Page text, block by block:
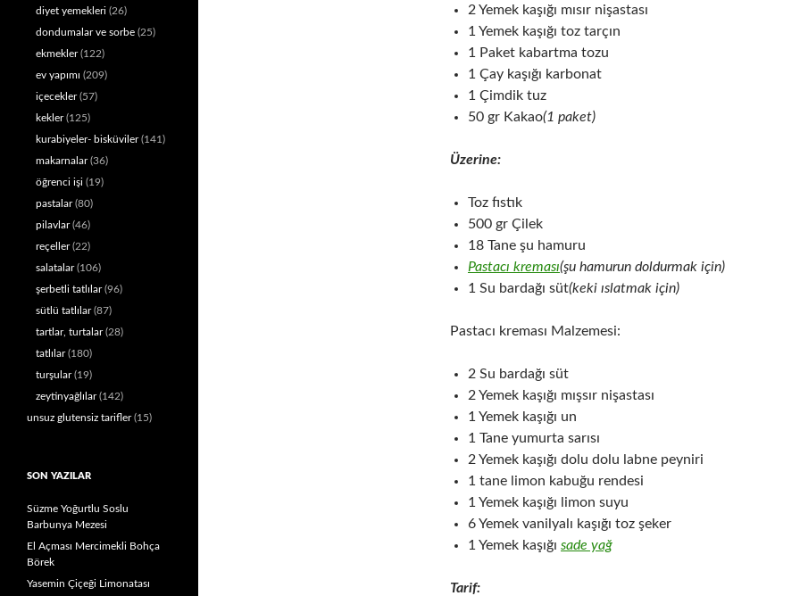
2 Yemek kaşığı mısır nişastası
1 Yemek kaşığı toz tarçın
1 Paket kabartma tozu
1 Çay kaşığı karbonat
1 Çimdik tuz
50 gr Kakao(1 paket)
Üzerine:
Toz fıstık
500 gr Çilek
18 Tane şu hamuru
Pastacı kreması(şu hamurun doldurmak için)
1 Su bardağı süt(keki ıslatmak için)
Pastacı kreması Malzemesi:
2 Su bardağı süt
2 Yemek kaşığı mışsır nişastası
1 Yemek kaşığı un
1 Tane yumurta sarısı
2 Yemek kaşığı dolu dolu labne peyniri
1 tane limon kabuğu rendesi
1 Yemek kaşığı limon suyu
6 Yemek vanilyalı kaşığı toz şeker
1 Yemek kaşığı sade yağ
Tarif:
diyet yemekleri (26)
dondumalar ve sorbe (25)
ekmekler(122)
ev yapımı (209)
içecekler(57)
kekler(125)
kurabiyeler- bisküviler(141)
makarnalar(36)
öğrenci işi (19)
pastalar(80)
pilavlar(46)
reçeller(22)
salatalar(106)
şerbetli tatlılar(96)
sütlü tatlılar(87)
tartlar, turtalar(28)
tatlılar(180)
turşular(19)
zeytinyağlılar(142)
unsuz glutensiz tarifler(15)
SON YAZILAR
Süzme Yoğurtlu Soslu
Barbunya Mezesi
El Açması Mercimekli Bohça
Börek
Yasemin Çiçeği Limonatası